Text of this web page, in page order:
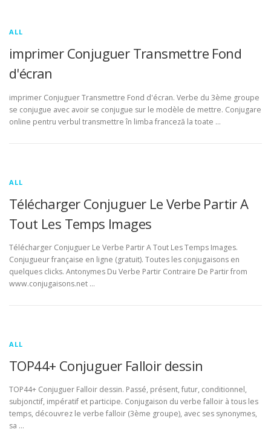
ALL
imprimer Conjuguer Transmettre Fond
d'écran
imprimer Conjuguer Transmettre Fond d'écran. Verbe du 3ème groupe
se conjugue avec avoir se conjugue sur le modèle de mettre. Conjugare
online pentru verbul transmettre în limba franceză la toate …
ALL
Télécharger Conjuguer Le Verbe Partir A
Tout Les Temps Images
Télécharger Conjuguer Le Verbe Partir A Tout Les Temps Images.
Conjugueur française en ligne (gratuit). Toutes les conjugaisons en
quelques clicks. Antonymes Du Verbe Partir Contraire De Partir from
www.conjugaisons.net …
ALL
TOP44+ Conjuguer Falloir dessin
TOP44+ Conjuguer Falloir dessin. Passé, présent, futur, conditionnel,
subjonctif, impératif et participe. Conjugaison du verbe falloir à tous les
temps, découvrez le verbe falloir (3ème groupe), avec ses synonymes,
sa …